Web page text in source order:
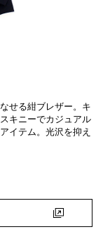
せる紺ブレザー。キ
キニーでカジュアル
イテム。光沢を抑え